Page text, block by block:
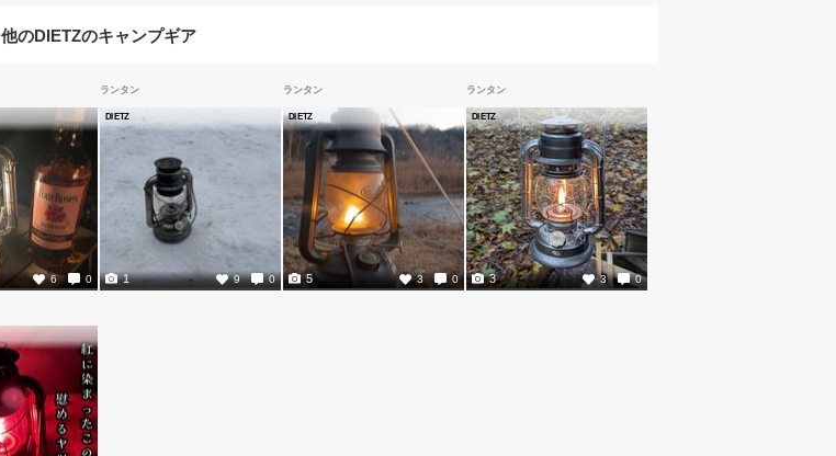
他のDIETZのキャンプギア
6 0
ランタン
DIETZ
9 0
1
ランタン
DIETZ
3 0
5
ランタン
DIETZ
3 0
3